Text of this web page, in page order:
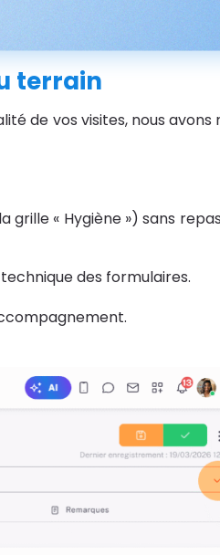
terrain
de vos visites, nous avons
grille « Hygiène ») sans
des formulaires.